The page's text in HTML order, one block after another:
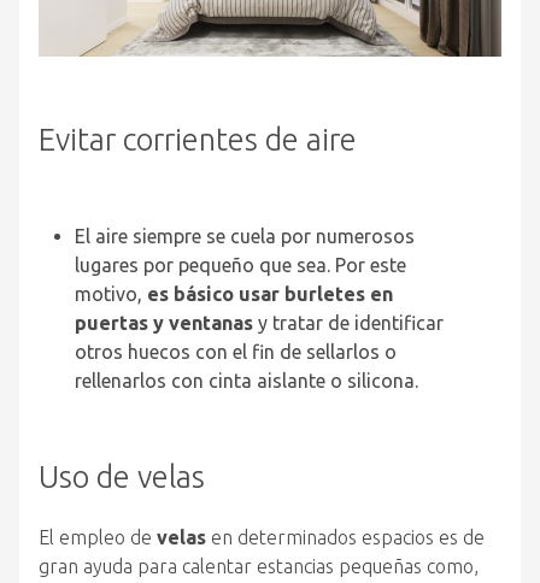
Evitar corrientes de aire
El aire siempre se cuela por numerosos
lugares por pequeño que sea. Por este
motivo, es básico usar burletes en
puertas y ventanas y tratar de identificar
otros huecos con el fin de sellarlos o
rellenarlos con cinta aislante o silicona.
Uso de velas
El empleo de velas en determinados espacios es de
gran ayuda para calentar estancias pequeñas como,